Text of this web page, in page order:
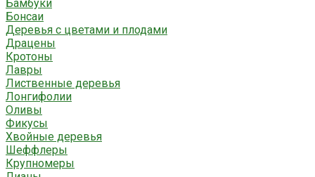
Бамбуки
Бонсаи
Деревья с цветами и плодами
Драцены
Кротоны
Лавры
Лиственные деревья
Лонгифолии
Оливы
Фикусы
Хвойные деревья
Шеффлеры
Крупномеры